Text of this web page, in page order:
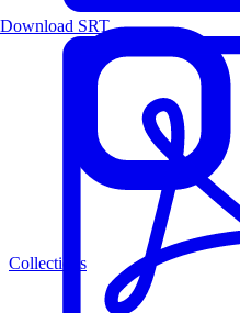
Collections
Download SRT